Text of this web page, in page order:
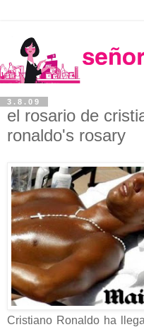
3.8.09
el rosario de
ronaldo's rosary
Cristiano Ronaldo ha